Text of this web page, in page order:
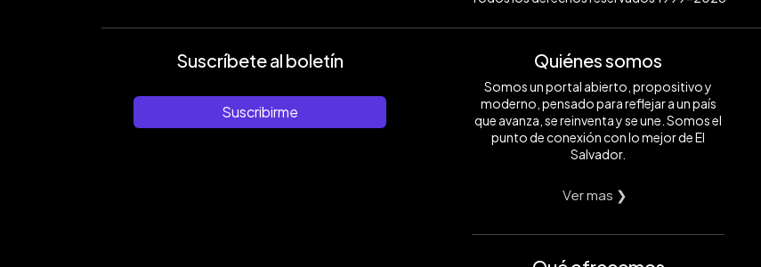
Suscríbete al boletín
Suscribirme
Quiénes somos
Somos un portal abierto, propositivo y
moderno, pensado para reflejar a un país
que avanza, se reinventa y se une. Somos el
punto de conexión con lo mejor de El
Salvador.
Ver mas ❯